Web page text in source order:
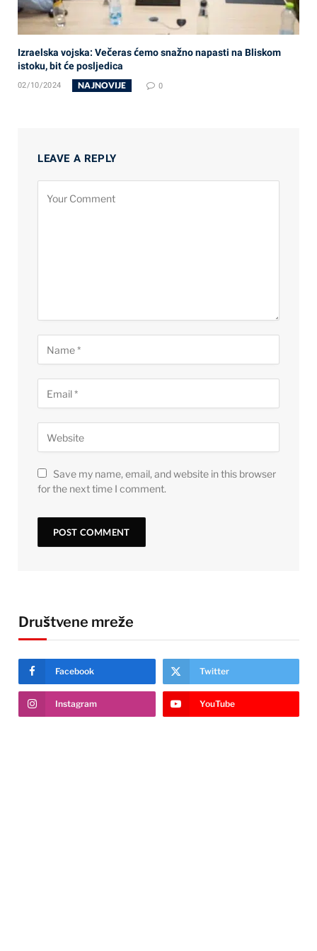
Izraelska vojska: Večeras ćemo snažno napasti na Bliskom
istoku, bit će posljedica
02/10/2024 NAJNOVIJE 0
LEAVE A REPLY
Save my name, email, and website in this browser
for the next time I comment.
Društvene mreže
Facebook Twitter
Instagram YouTube